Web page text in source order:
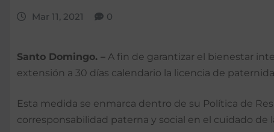
Mar 11, 2021 0
Santo Domingo. – A fin de garantizar el bienestar
extensión a 30 días calendario la licencia de
Esta medida se enmarca dentro de su Política de
corresponsabilidad paterna y social en el cuidado